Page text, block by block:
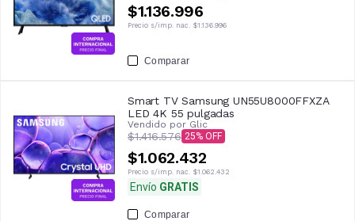
$1.136.996
Precio s/imp. nac. $1.136.996
Comparar
Smart TV Samsung UN55U8000FFXZA
LED 4K 55 pulgadas
Vendido por Glic
$1.416.576 25
$1.062.432
Precio s/imp. nac. $1.062.432
Envío GRATIS
Comparar